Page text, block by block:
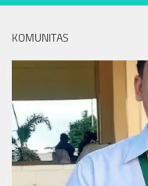
KOMUNITAS